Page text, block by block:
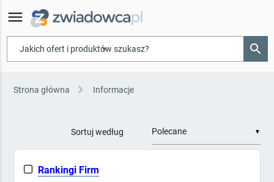
menu
▾ search
Strona główna Informacje
Sortuj według ▼
Rankingi Firm